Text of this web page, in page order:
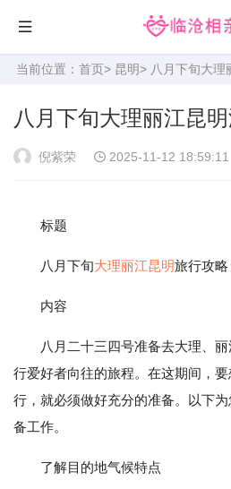
当前位置： 首页> 昆明> 八月下旬大理
八月下旬大理丽江昆
倪紫荣 2025-11-12 18:59:11
标题
八月下旬大理丽江昆明旅行攻
内容
八月二十三四号准备去大理、
行爱好者向往的旅程。在这期间，
行，就必须做好充分的准备。以下
备工作。
了解目的地气候特点